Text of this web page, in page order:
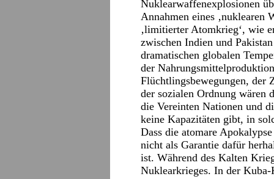
Nuklearwaffenexplosionen
Annahmen eines ‚nuklearen
‚limitierter Atomkrieg‘, wie
zwischen Indien und
dramatischen globalen
der
Flüchtlingsbewegungen, der
der sozialen Ordnung wären
die Vereinten Nationen und
keine Kapazitäten gibt, in
Dass die atomare
nicht als Garantie dafür
ist. Während des Kalten
Nuklearkrieges. In der